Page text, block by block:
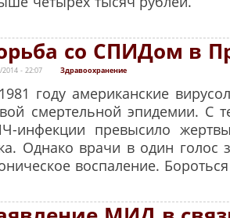
со СПИДом в
2014 - 22:07 Здравоохранение
году американские
смертельной эпидемии. С
инфекции превысило
Однако врачи в один голос
воспаление.